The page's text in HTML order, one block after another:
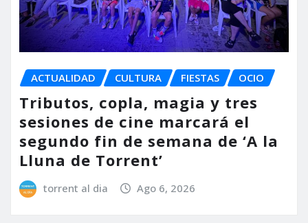
ACTUALIDAD CULTURA FIESTAS OCIO
Tributos, copla, magia y tres
sesiones de cine marcará el
segundo fin de semana de ‘A la
Lluna de Torrent’
torrent al dia Ago 6, 2026